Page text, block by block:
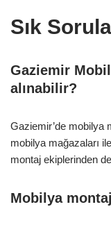
Sık
Gaziemir
alınabilir?
Gaziemir’de mobilya
mobilya mağazaları
montaj ekiplerinden
Mobilya